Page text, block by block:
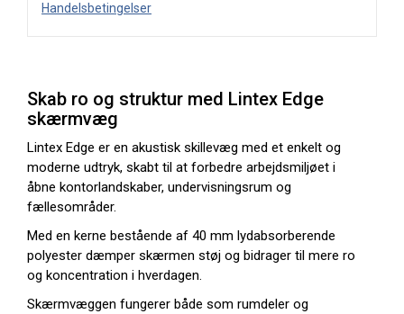
Handelsbetingelser
Skab ro og struktur med Lintex Edge
skærmvæg
Lintex Edge er en akustisk skillevæg med et enkelt og
moderne udtryk, skabt til at forbedre arbejdsmiljøet i
åbne kontorlandskaber, undervisningsrum og
fællesområder.
Med en kerne bestående af 40 mm lydabsorberende
polyester dæmper skærmen støj og bidrager til mere ro
og koncentration i hverdagen.
Skærmvæggen fungerer både som rumdeler og